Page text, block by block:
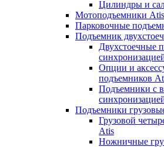
Цилиндры и
Мотоподъемники Atis
Парковочные
Подъемник
Двухстоечные
Опции и
подъемников
Подъемники с
Подъемники
Грузовой
Atis
Ножничные